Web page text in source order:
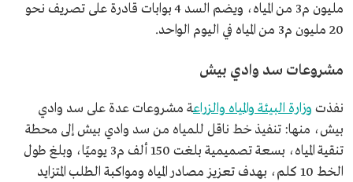
مليون م3 من المياه، ويضم السد 4 بوابات قادرة على تصريف نحو
20 مليون م3 من المياه في اليوم الواحد.
مشروعات سد وادي بيش
نفذت وزارة البيئة والمياه والزراعة مشروعات عدة على سد وادي
بيش، منها: تنفيذ خط ناقل للمياه من سد وادي بيش إلى محطة
تنقية المياه، بسعة تصميمية بلغت 150 ألف م3 يوميًا، وبلغ طول
الخط 10 كلم، بهدف تعزيز مصادر المياه ومواكبة الطلب المتزايد